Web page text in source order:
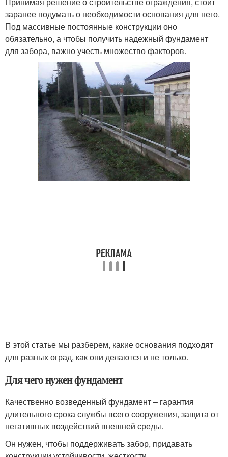
заранее подумать о необходимости основания для него.
Под массивные постоянные конструкции оно
обязательно, а чтобы получить надежный фундамент
для забора, важно учесть множество факторов.
В этой статье мы разберем, какие основания подходят
для разных оград, как они делаются и не только.
Для чего нужен фундамент
Качественно возведенный фундамент ‒ гарантия
длительного срока службы всего сооружения, защита от
негативных воздействий внешней среды.
Он нужен, чтобы поддерживать забор, придавать